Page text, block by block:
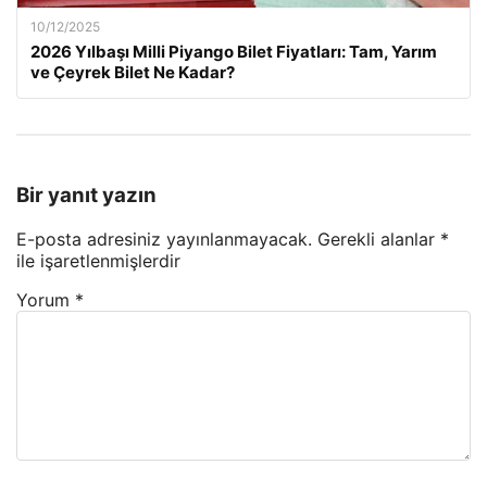
10/12/2025
2026 Yılbaşı Milli Piyango Bilet Fiyatları: Tam, Yarım
ve Çeyrek Bilet Ne Kadar?
Bir yanıt yazın
E-posta adresiniz yayınlanmayacak. Gerekli alanlar *
ile işaretlenmişlerdir
Yorum *